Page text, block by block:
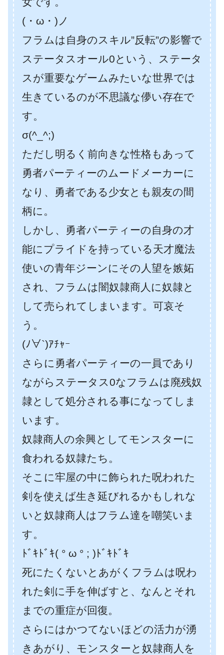
(・ω・)ノ
フラムは自身のスキル”反転”の影響で
ステータスオール0という、ステータ
スが重要なゲームみたいな世界では
生きているのが不思議な儚い存在で
す。
σ(^_^;)
ただし明るく前向きな性格もあって
勇者パーティーのムードメーカーに
なり、勇者である少女とも親友の間
柄に。
しかし、勇者パーティーの自身の才
能にプライドを持っている天才魔法
使いの青年ジーンにその人望を嫉妬
され、フラムは闇奴隷商人に奴隷と
して売られてしまいます。可哀そ
う。
(ﾉ∀`)ｱﾁｬｰ
さらに勇者パーティーの一員であり
ながらステータス0なフラムは廃残奴
隷として処分される事になってしま
います。
奴隷商人の余興としてモンスターに
食われる奴隷たち。
そこに牢屋の中に飾られた呪われた
剣を使えば生き延びれるかもしれな
いと奴隷商人はフラム達を嘲笑いま
す。
ﾄﾞｷﾄﾞｷ( ° ω ° ; )ﾄﾞｷﾄﾞｷ
死にたくないとあがくフラムは呪わ
れた剣に手を伸ばすと、なんとそれ
までの重症が回復。
さらにはかつてないほどの活力が湧
きあがり、モンスターと奴隷商人を